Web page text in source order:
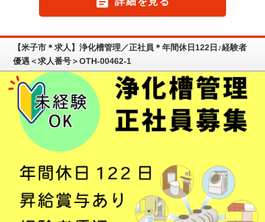
【米子市＊求人】浄化槽管理／正社員＊年間休日122日♪経験者
優遇＜求人番号＞OTH-00462-1